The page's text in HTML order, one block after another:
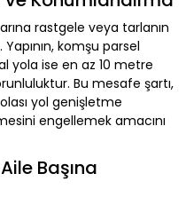
rastgele veya tarlanın
komşu parsel
yola ise en az 10 metre
Bu mesafe şartı,
yol genişletme
engellemek amacını
Başına